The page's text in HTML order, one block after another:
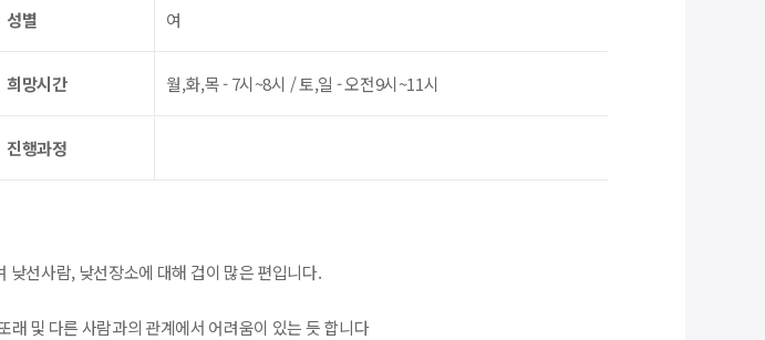
성별 여
희망시간 월,화,목 - 7시~8시 / 토,일 - 오전9시~11시
진행과정
선사람, 낮선장소에 대해 겁이 많은 편입니다.
및 다른 사람과의 관계에서 어려움이 있는 듯 합니다